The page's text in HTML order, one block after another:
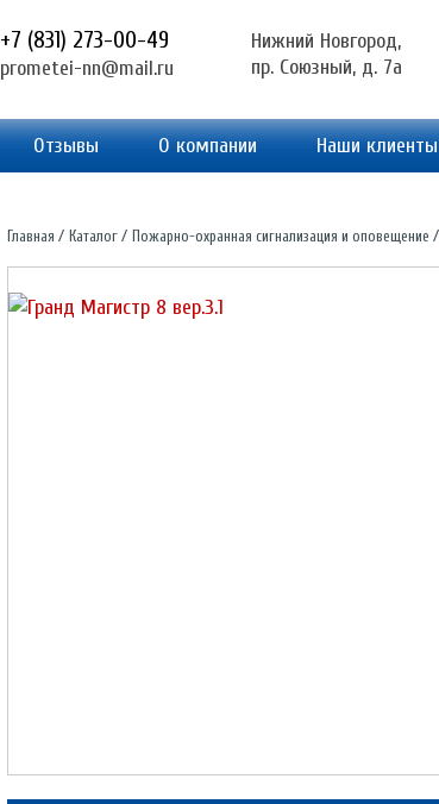
+7 (831) 273-00-49
prometei-nn@mail.ru
Нижний Новгород,
пр. Союзный, д. 7а
Отзывы О компании Наши клиенты
Главная Каталог Пожарно-охранная сигнализация и оповещение